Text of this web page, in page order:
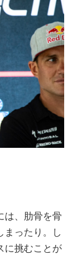
は、肋骨を骨
まったり。し
に挑むことが